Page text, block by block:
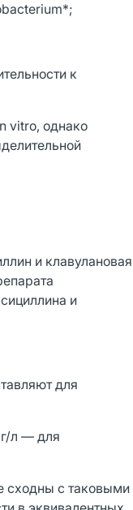
к
vitro, однако
и клавулановая
и
для
л — для
сходны с таковыми